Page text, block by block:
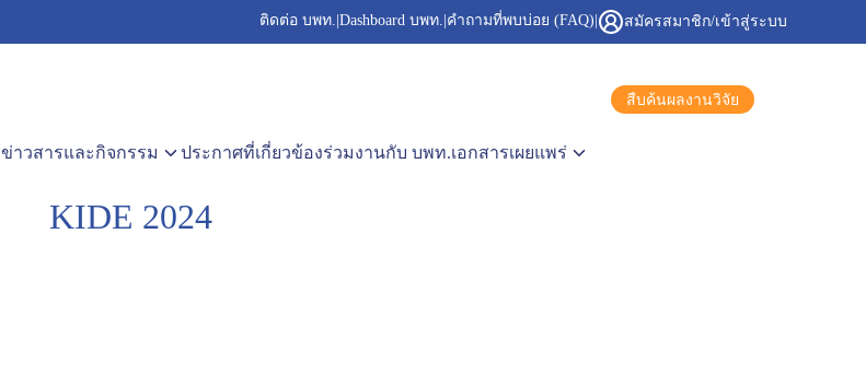
ติดต่อ บพท. Dashboard บพท. คำถามที่พบบ่อย (FAQ) สมัครสมาชิก/เข้าสู่ระบบ
ข่าวสารและกิจกรรม ประกาศที่เกี่ยวข้องร่วมงานกับ บพท.เอกสารเผยแพร่
สืบค้นผลงานวิจัย
KIDE 2024